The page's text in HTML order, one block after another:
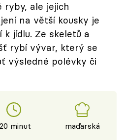
ryby, ale jejich
na větší kousky je
jídlu. Ze skeletů a
rybí vývar, který se
výsledné polévky či
minut maďarská